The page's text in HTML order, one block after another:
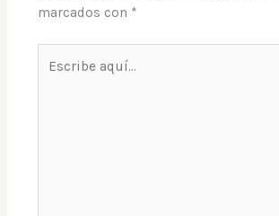
marcados con *
aquí...